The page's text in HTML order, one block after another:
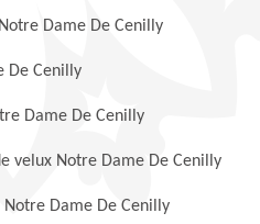
Dame De Cenilly
De Cenilly
Dame De Cenilly
velux Notre Dame De Cenilly
Dame De Cenilly